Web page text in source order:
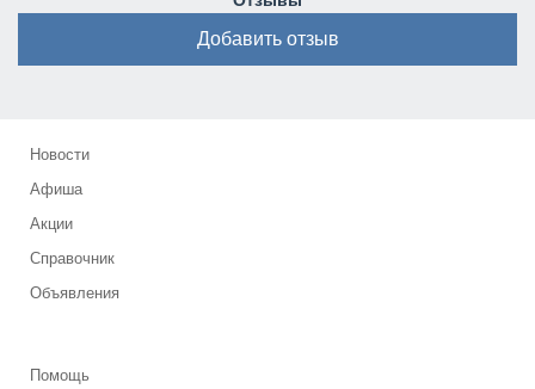
Добавить отзыв
Новости
Афиша
Акции
Справочник
Объявления
Помощь